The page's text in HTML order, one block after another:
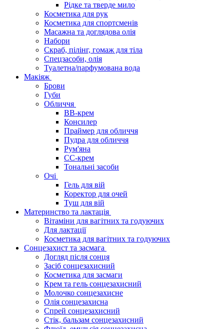
Рідке та тверде мило
Косметика для рук
Косметика для спортсменів
Масажна та доглядова олія
Набори
Скраб, пілінг, гомаж для тіла
Спецзасоби, олія
Туалетна/парфумована вода
Макіяж
Брови
Губи
Обличчя
BB-крем
Консилер
Праймер для обличчя
Пудра для обличчя
Рум'яна
СС-крем
Тональні засоби
Очі
Гель для вій
Коректор для очей
Туш для вій
Материнство та лактація
Вітаміни для вагітних та годуючих
Для лактації
Косметика для вагітних та годуючих
Сонцезахист та засмага
Догляд після сонця
Засіб сонцезахисний
Косметика для засмаги
Крем та гель сонцезахисний
Молочко сонцезахисне
Олія сонцезахисна
Спрей сонцезахисний
Стік, бальзам сонцезахисний